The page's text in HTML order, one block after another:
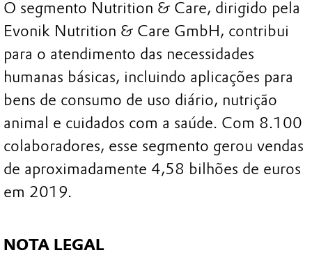
O segmento Nutrition & Care, dirigido pela
Evonik Nutrition & Care GmbH, contribui
para o atendimento das necessidades
humanas básicas, incluindo aplicações para
bens de consumo de uso diário, nutrição
animal e cuidados com a saúde. Com 8.100
colaboradores, esse segmento gerou vendas
de aproximadamente 4,58 bilhões de euros
em 2019.
NOTA LEGAL